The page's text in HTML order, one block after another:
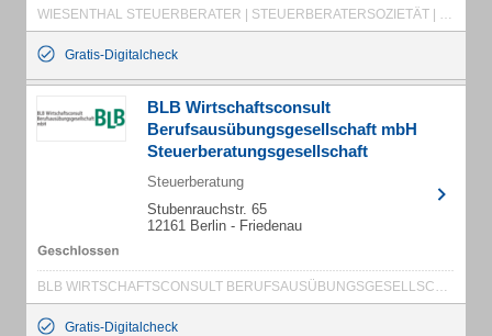
WIESENTHAL STEUERBERATER | STEUERBERATERSOZIETÄT | STEUERBERATER CHARLOTTENBURG | STEUERBERATER | HILLE STEUERBERATER
Gratis-Digitalcheck
BLB Wirtschaftsconsult
Berufsausübungsgesellschaft mbH
Steuerberatungsgesellschaft
Steuerberatung
Stubenrauchstr. 65
12161 Berlin - Friedenau
BLB WIRTSCHAFTSCONSULT BERUFSAUSÜBUNGSGESELLSCHAFT MBH
Gratis-Digitalcheck